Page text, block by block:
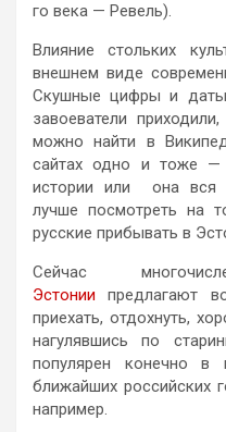
го века — Ревель).
Влияние стольких
внешнем виде
Скушные цифры и
завоеватели
можно найти в
сайтах одно и тоже
истории или она вся
лучше посмотреть на
русские прибывать в
Сейчас
Эстонии предлагают
приехать, отдохнуть,
нагулявшись по
популярен конечно в
ближайших российских
например.